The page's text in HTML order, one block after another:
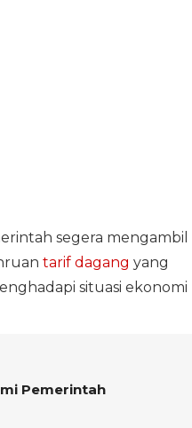
segera mengambil
tarif dagang yang
situasi ekonomi
Pemerintah